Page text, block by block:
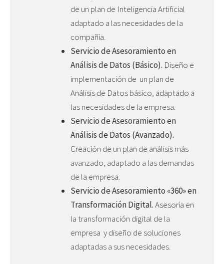
de un plan de Inteligencia Artificial
adaptado a las necesidades de la
compañía.
Servicio de Asesoramiento en
Análisis de Datos (Básico). Diseño e
implementación de un plan de
Análisis de Datos básico, adaptado a
las necesidades de la empresa.
Servicio de Asesoramiento en
Análisis de Datos (Avanzado).
Creación de un plan de análisis más
avanzado, adaptado a las demandas
de la empresa.
Servicio de Asesoramiento «360» en
Transformación Digital.Asesoría en
la transformación digital de la
empresa y diseño de soluciones
adaptadas a sus necesidades.